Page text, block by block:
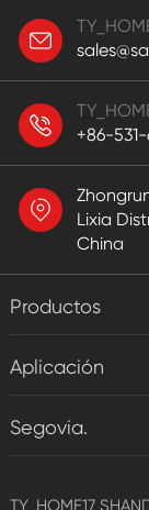
+86-531-
Lixia
China
Productos
Aplicación
Segovia.